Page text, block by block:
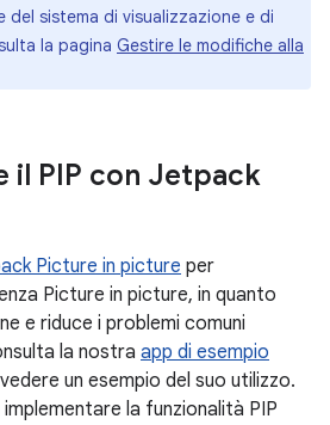
sistema di visualizzazione e di
la pagina Gestire le modifiche alla
il PIP con Jetpack
Picture in picture per
Picture in picture, in quanto
e riduce i problemi comuni
la nostra app di esempio
un esempio del suo utilizzo.
la funzionalità PIP